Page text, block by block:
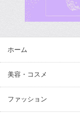
ホーム
美容・コスメ
ファッション